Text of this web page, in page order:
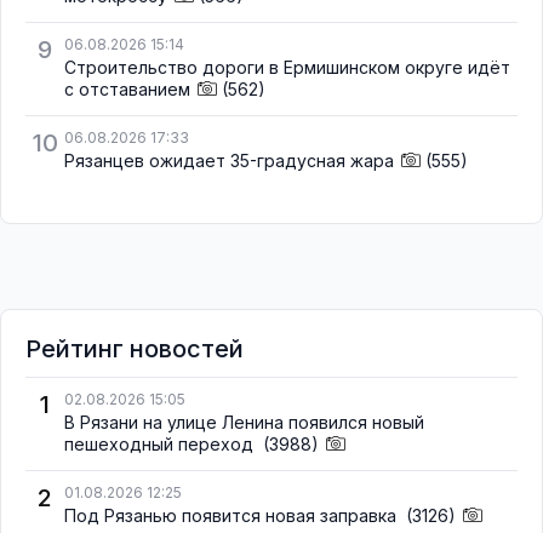
9 06.08.2026 15:14
Строительство дороги в Ермишинском округе идёт
с отставанием
(562)
10 06.08.2026 17:33
Рязанцев ожидает 35-градусная жара (555)
Рейтинг новостей
1
02.08.2026 15:05
В Рязани на улице Ленина появился новый
пешеходный переход (3988)
2 01.08.2026 12:25
Под Рязанью появится новая заправка (3126)